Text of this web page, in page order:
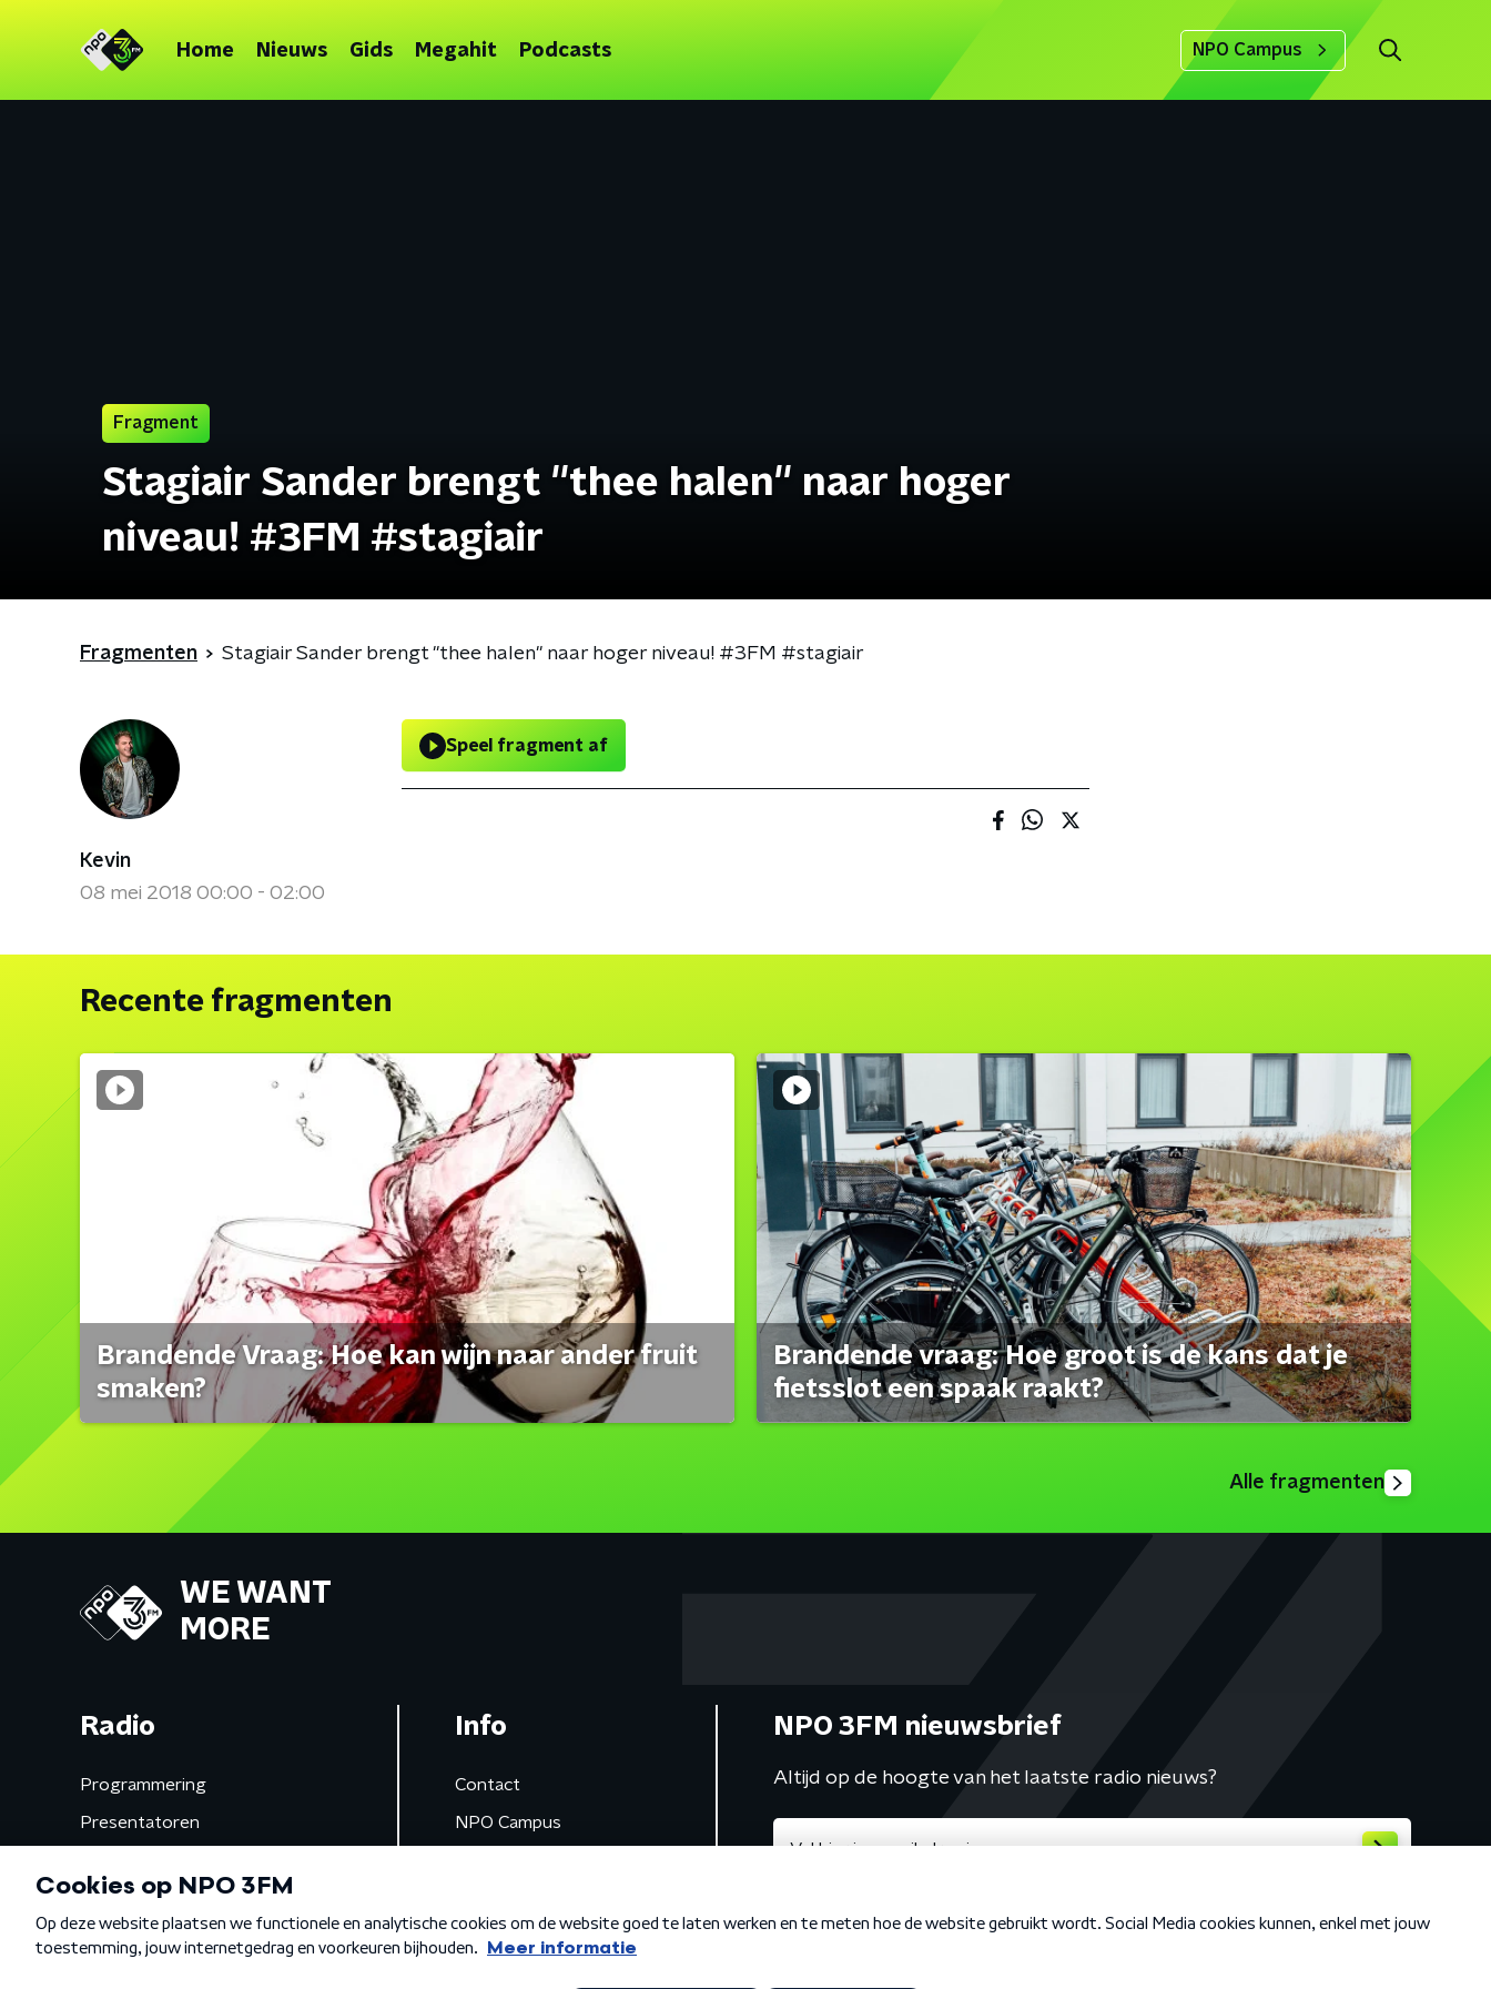
Home Nieuws Gids Megahit Podcasts NPO Campus
Fragment
Stagiair Sander brengt ''thee halen'' naar hoger
niveau! #3FM #stagiair
Fragmenten Stagiair Sander brengt ''thee halen'' naar hoger niveau! #3FM #stagiair
Kevin
08 mei 2018 00:00 - 02:00
Speel fragment af
Recente fragmenten
Brandende Vraag: Hoe kan wijn naar ander fruit
smaken?
Brandende vraag: Hoe groot is de kans dat je
fietsslot een spaak raakt?
Alle fragmenten
WE WANT
MORE
Radio
Programmering
Presentatoren
Gemist
Info
Contact
NPO Campus
NPO 3FM nieuwsbrief
Altijd op de hoogte van het laatste radio nieuws?
Algemene voorwaarden Privacybeleid